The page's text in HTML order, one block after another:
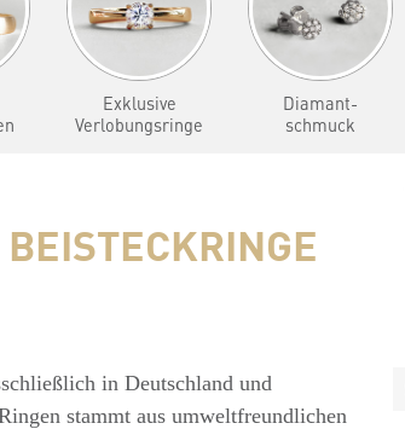
Exklusive
Verlobungsringe
Diamant-
schmuck
in Deutschland und
stammt aus umweltfreundlichen